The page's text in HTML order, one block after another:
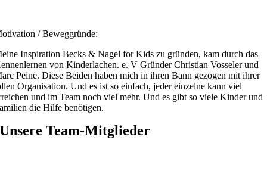
/ Beweggründe:
Inspiration Becks & Nagel for Kids zu gründen, kam durch das
von Kinderlachen. e. V Gründer Christian Vosseler und
Peine. Diese Beiden haben mich in ihren Bann gezogen mit ihrer
Organisation. Und es ist so einfach, jeder einzelne kann viel
und im Team noch viel mehr. Und es gibt so viele Kinder und
die Hilfe benötigen.
Unsere Team-Mitglieder